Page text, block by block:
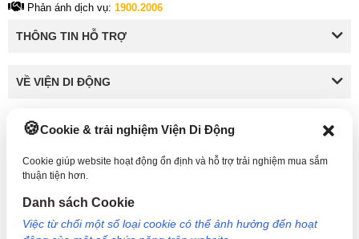
Cookie & trải nghiệm Viện Di Động
Cookie giúp website hoạt động ổn định và hỗ trợ trải nghiệm mua sắm
thuận tiện hơn.
Danh sách Cookie
Việc từ chối một số loại cookie có thể ảnh hưởng đến hoạt
Phản ánh dịch vụ: 1900.2006
THÔNG TIN HỖ TRỢ
VỀ VIỆN DI ĐỘNG
KẾT NỐI VỚI VIỆN DI ĐỘNG
Định, TP HCM. Mã số doanh nghiệp: 0317265132 - Ngày cấp: 25/04/2022 - Nơi cấp: Sở